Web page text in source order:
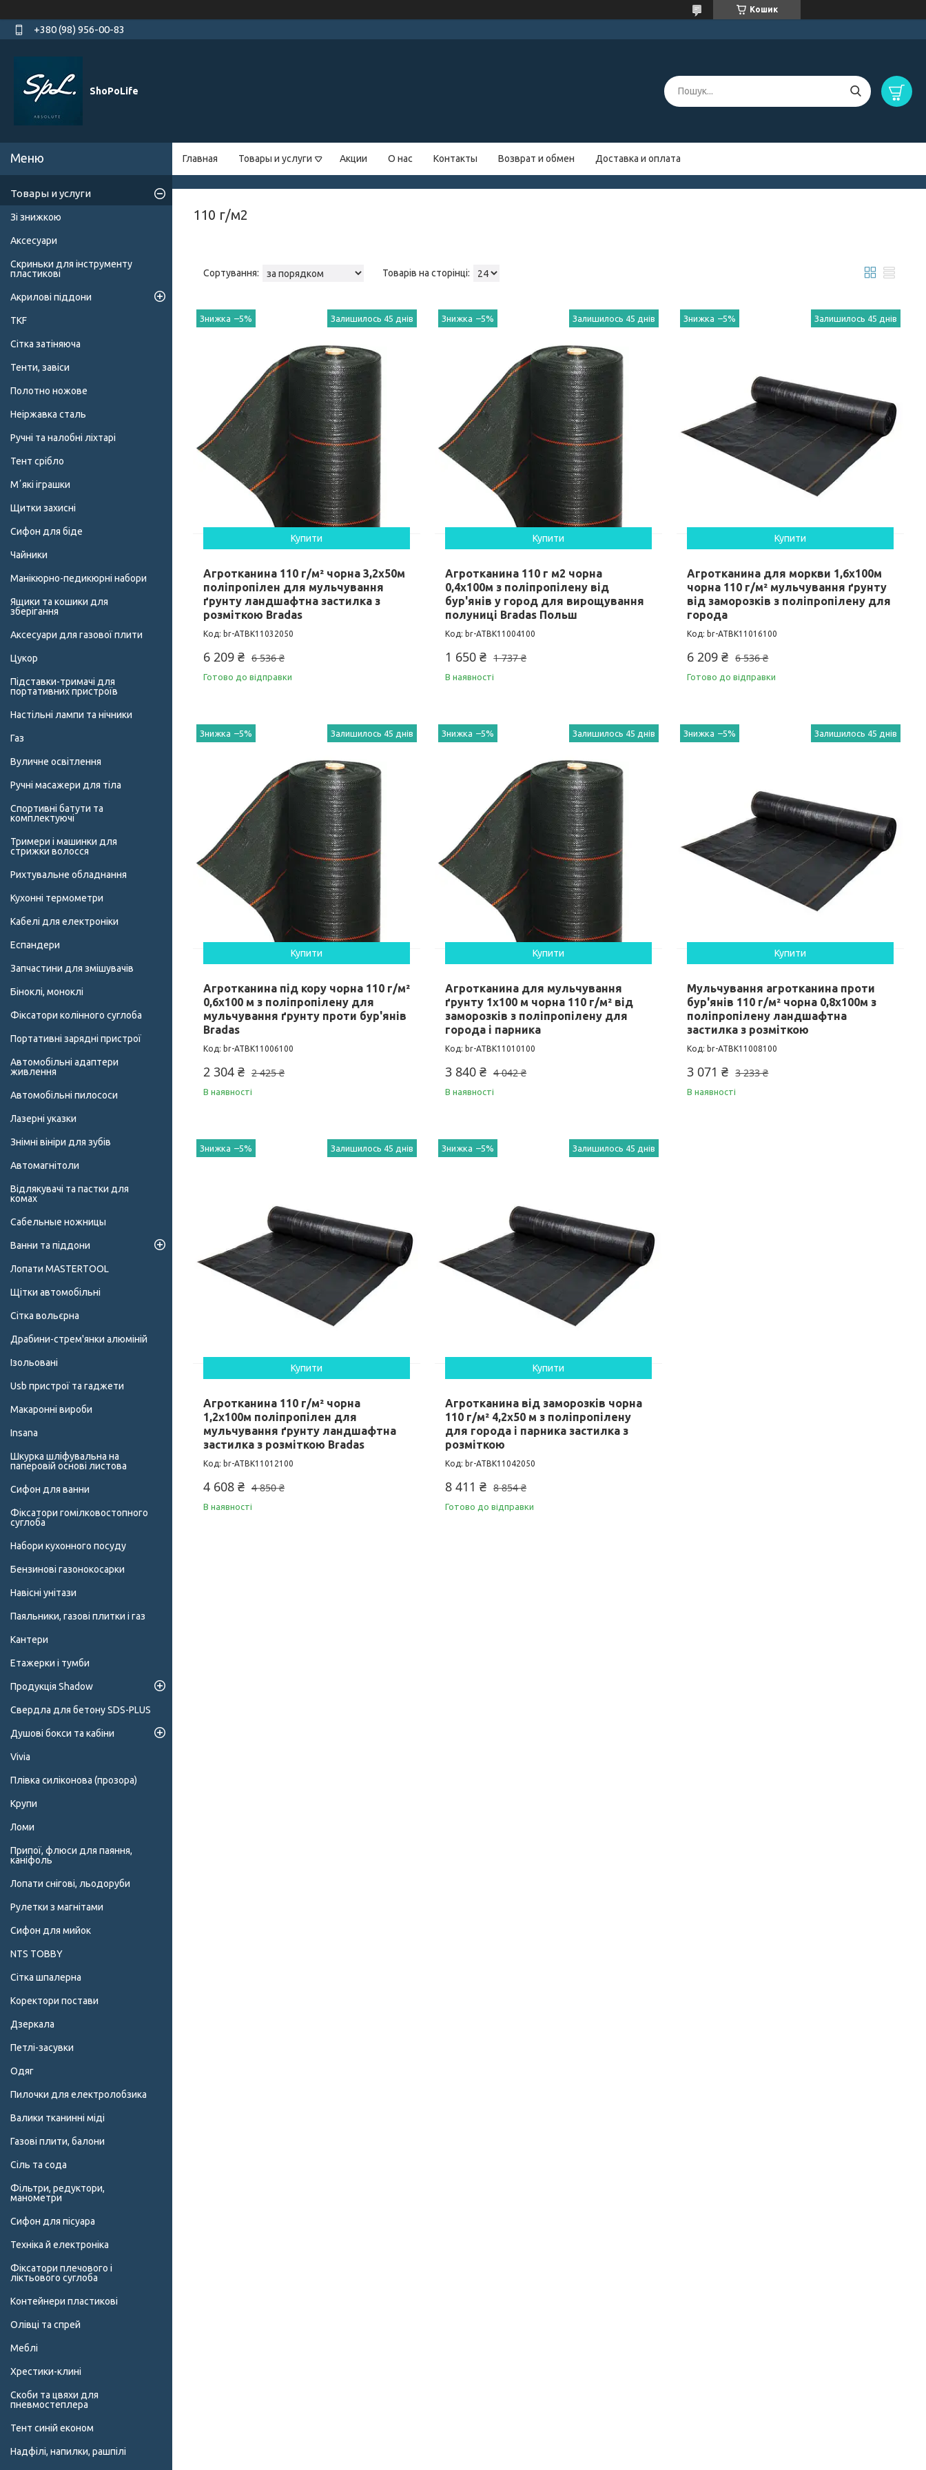
Кошик
+380 (98) 956-00-83
ShoPoLife
Главная Товары и услуги Акции О нас Контакты Возврат и обмен Доставка и оплата
110 г/м2
–5% Залишилось 45 днів
Купити
Агротканина 110 г/м² чорна 3,2х50м
поліпропілен для мульчування
ґрунту ландшафтна застилка з
розміткою Bradas
br-ATBK11032050
6 536 ₴
6 209 ₴
Готово до відправки
–5% Залишилось 45 днів
Купити
Агротканина 110 г м2 чорна
0,4х100м з поліпропілену від
бур'янів у город для вирощування
полуниці Bradas Польш
br-ATBK11004100
1 737 ₴
1 650 ₴
В наявності
–5% Залишилось 45 днів
Купити
Агротканина для моркви 1,6х100м
чорна 110 г/м² мульчування ґрунту
від заморозків з поліпропілену для
города
br-ATBK11016100
6 536 ₴
6 209 ₴
Готово до відправки
–5% Залишилось 45 днів
Купити
Агротканина під кору чорна 110 г/м²
0,6х100 м з поліпропілену для
мульчування ґрунту проти бур'янів
Bradas
br-ATBK11006100
2 425 ₴
2 304 ₴
В наявності
–5% Залишилось 45 днів
Купити
Агротканина для мульчування
ґрунту 1х100 м чорна 110 г/м² від
заморозків з поліпропілену для
города і парника
br-ATBK11010100
4 042 ₴
3 840 ₴
В наявності
–5% Залишилось 45 днів
Купити
Мульчування агротканина проти
бур'янів 110 г/м² чорна 0,8х100м з
поліпропілену ландшафтна
застилка з розміткою
br-ATBK11008100
3 233 ₴
3 071 ₴
В наявності
–5% Залишилось 45 днів
Купити
Агротканина 110 г/м² чорна
1,2х100м поліпропілен для
мульчування ґрунту ландшафтна
застилка з розміткою Bradas
br-ATBK11012100
4 850 ₴
4 608 ₴
В наявності
–5% Залишилось 45 днів
Купити
Агротканина від заморозків чорна
110 г/м² 4,2х50 м з поліпропілену
для города і парника застилка з
розміткою
br-ATBK11042050
8 854 ₴
8 411 ₴
Готово до відправки
Товары и услуги
Зі знижкою
Аксесуари
Скриньки для інструменту
пластикові
Акрилові піддони
TKF
Сітка затіняюча
Тенти, завіси
Полотно ножове
Неіржавка сталь
Ручні та налобні ліхтарі
Тент срібло
Мʼякі іграшки
Щитки захисні
Сифон для біде
Чайники
Манікюрно-педикюрні набори
Ящики та кошики для
зберігання
Аксесуари для газової плити
Цукор
Підставки-тримачі для
портативних пристроїв
Настільні лампи та нічники
Газ
Вуличне освітлення
Ручні масажери для тіла
Спортивні батути та
комплектуючі
Тримери і машинки для
стрижки волосся
Рихтувальне обладнання
Кухонні термометри
Кабелі для електроніки
Еспандери
Запчастини для змішувачів
Біноклі, моноклі
Фіксатори колінного суглоба
Портативні зарядні пристрої
Автомобільні адаптери
живлення
Автомобільні пилососи
Лазерні указки
Знімні вініри для зубів
Автомагнітоли
Відлякувачі та пастки для
комах
Сабельные ножницы
Ванни та піддони
Лопати MASTERTOOL
Щітки автомобільні
Сітка вольєрна
Драбини-стрем'янки алюміній
Ізольовані
Usb пристрої та гаджети
Макаронні вироби
Insana
Шкурка шліфувальна на
паперовій основі листова
Сифон для ванни
Фіксатори гомілковостопного
суглоба
Набори кухонного посуду
Бензинові газонокосарки
Навісні унітази
Паяльники, газові плитки і газ
Кантери
Етажерки і тумби
Продукція Shadow
Свердла для бетону SDS-PLUS
Душові бокси та кабіни
Vivia
Плівка силіконова (прозора)
Крупи
Ломи
Припої, флюси для паяння,
каніфоль
Лопати снігові, льодоруби
Рулетки з магнітами
Сифон для мийок
NTS TOBBY
Сітка шпалерна
Коректори постави
Дзеркала
Петлі-засувки
Одяг
Пилочки для електролобзика
Валики тканинні міді
Газові плити, балони
Сіль та сода
Фільтри, редуктори,
манометри
Сифон для пісуара
Техніка й електроніка
Фіксатори плечового і
ліктьового суглоба
Контейнери пластикові
Олівці та спрей
Меблі
Хрестики-клині
Скоби та цвяхи для
пневмостеплера
Тент синій економ
Надфілі, напилки, рашпілі